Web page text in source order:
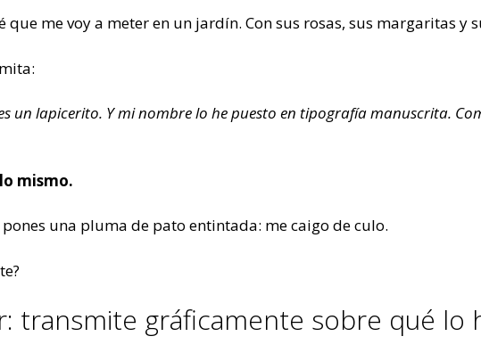
que me voy a meter en un jardín. Con sus rosas, sus margaritas y
un lapicerito. Y mi nombre lo he puesto en tipografía manuscrita.
mismo.
pones una pluma de pato entintada: me caigo de culo.
transmite gráficamente sobre qué lo